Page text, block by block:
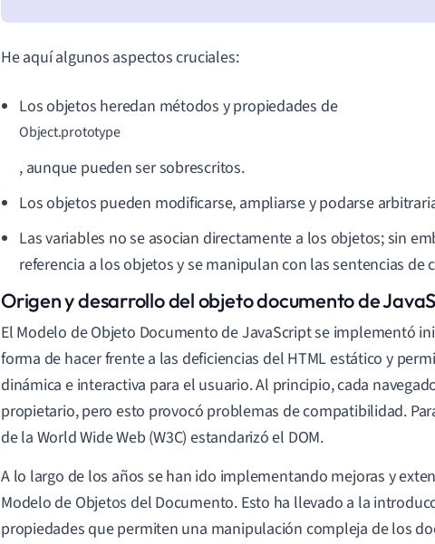
He aquí algunos aspectos cruciales:
Los objetos heredan métodos y propiedades de
Object.prototype
, aunque pueden ser sobrescritos.
Los objetos pueden modificarse, ampliarse y podarse
Las variables no se asocian directamente a los objetos; sin
referencia a los objetos y se manipulan con las sentencias de
Origen y desarrollo del objeto documento de
El Modelo de Objeto Documento de JavaScript se implementó
forma de hacer frente a las deficiencias del HTML estático y
dinámica e interactiva para el usuario. Al principio, cada
propietario, pero esto provocó problemas de compatibilidad.
de la World Wide Web (W3C) estandarizó el DOM.
A lo largo de los años se han ido implementando mejoras y
Modelo de Objetos del Documento. Esto ha llevado a la
propiedades que permiten una manipulación compleja de los